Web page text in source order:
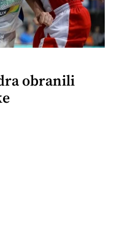
obranili